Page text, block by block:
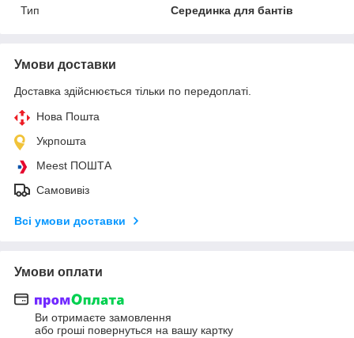
Тип
Серединка для бантів
Умови доставки
Доставка здійснюється тільки по передоплаті.
Нова Пошта
Укрпошта
Meest ПОШТА
Самовивіз
Всі умови доставки
Умови оплати
Ви отримаєте замовлення
або гроші повернуться на вашу картку